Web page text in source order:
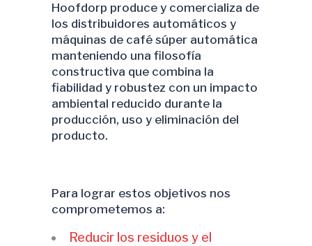
Hoofdorp produce y comercializa de
los distribuidores automáticos y
máquinas de café súper automática
manteniendo una filosofía
constructiva que combina la
fiabilidad y robustez con un impacto
ambiental reducido durante la
producción, uso y eliminación del
producto.
Para lograr estos objetivos nos
comprometemos a:
Reducir los residuos y el